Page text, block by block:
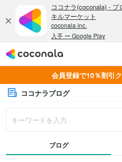
会員登録で10％割引
ココナラブログ
ブログ